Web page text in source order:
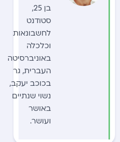
בן 25,
סטודנט
לחשבונאות
וכלכלה
באוניברסיטה
העברית, גר
בכוכב יעקב,
נשוי שנתיים
באושר
ועושר.